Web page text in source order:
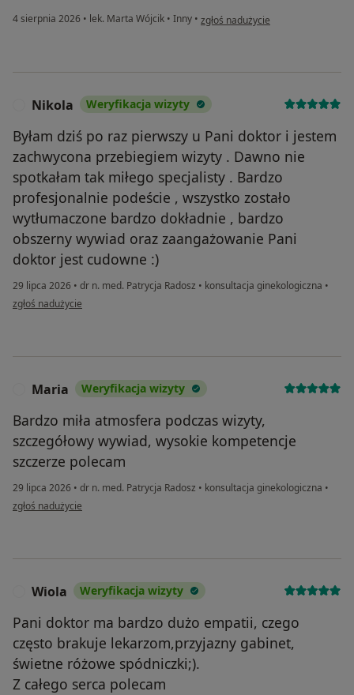
4 sierpnia 2026 • lek. Marta Wójcik • Inny • w opinii użytkownika Agata Dz
zgłoś nadużycie
Nikola Weryfikacja wizyty
Byłam dziś po raz pierwszy u Pani doktor i jestem
zachwycona przebiegiem wizyty . Dawno nie
spotkałam tak miłego specjalisty . Bardzo
profesjonalnie podeście , wszystko zostało
wytłumaczone bardzo dokładnie , bardzo
obszerny wywiad oraz zaangażowanie Pani
doktor jest cudowne :)
29 lipca 2026 • dr n. med. Patrycja Radosz • konsultacja ginekologiczna •
w opinii użytkownika Nikola
zgłoś nadużycie
Maria Weryfikacja wizyty
Bardzo miła atmosfera podczas wizyty,
szczegółowy wywiad, wysokie kompetencje
szczerze polecam
29 lipca 2026 • dr n. med. Patrycja Radosz • konsultacja ginekologiczna •
w opinii użytkownika Maria
zgłoś nadużycie
Wiola Weryfikacja wizyty
Pani doktor ma bardzo dużo empatii, czego
często brakuje lekarzom,przyjazny gabinet,
świetne różowe spódniczki;).
Z całego serca polecam